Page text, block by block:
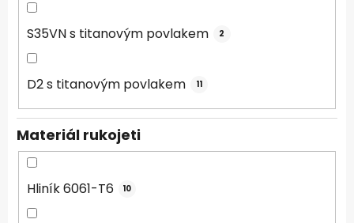
S35VN s titanovým povlakem 2
D2 s titanovým povlakem 11
Materiál rukojeti
Hliník 6061-T6 10